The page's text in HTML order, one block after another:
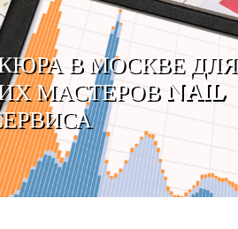
В МОСКВЕ ДЛЯ
МАСТЕРОВ NAIL